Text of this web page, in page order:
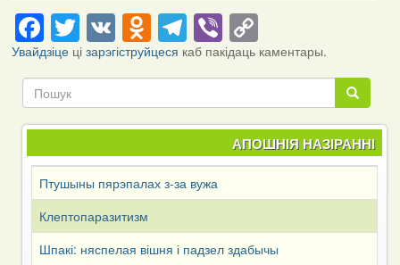
Facebook
Twitter
VKOdnoklassniki
Telegram
ViberCopy
Link
Увайдзіцеці зарэгіструйцеся каб пакідаць каментары.
Пошук
Пошук
АПОШНІЯ НАЗІРАННІ
Птушыны пярэпалах з-за вужа
Клептопаразитизм
Шпакі: няспелая вішня і падзел здабычы